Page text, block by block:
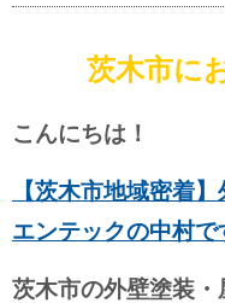
茨木市に
こんにちは！
【茨木市地域密着
エンテックの中村で
茨木市の外壁塗装